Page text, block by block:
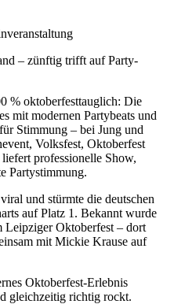
– zünftig trifft auf Party-
% oktoberfesttauglich: Die
mit modernen Partybeats und
Stimmung – bei Jung und
Volksfest, Oktoberfest
professionelle Show,
Partystimmung.
und stürmte die deutschen
auf Platz 1. Bekannt wurde
Leipziger Oktoberfest – dort
mit Mickie Krause auf
Oktoberfest-Erlebnis
gleichzeitig richtig rockt.